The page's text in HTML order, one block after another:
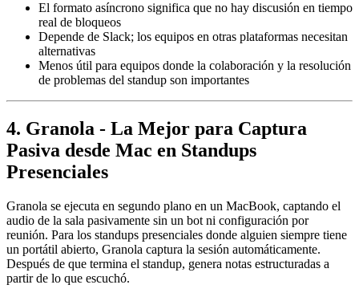
El formato asíncrono significa que no hay discusión en tiempo
real de bloqueos
Depende de Slack; los equipos en otras plataformas necesitan
alternativas
Menos útil para equipos donde la colaboración y la resolución
de problemas del standup son importantes
4. Granola - La Mejor para Captura
Pasiva desde Mac en Standups
Presenciales
Granola se ejecuta en segundo plano en un MacBook, captando el
audio de la sala pasivamente sin un bot ni configuración por
reunión. Para los standups presenciales donde alguien siempre tiene
un portátil abierto, Granola captura la sesión automáticamente.
Después de que termina el standup, genera notas estructuradas a
partir de lo que escuchó.